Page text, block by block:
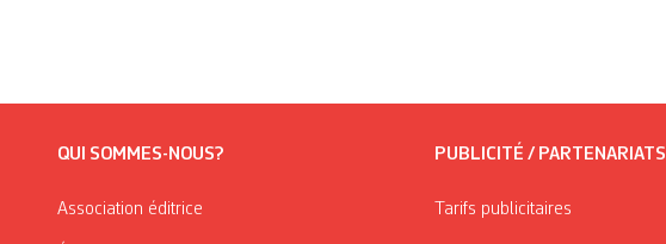
QUI SOMMES-NOUS?
Association éditrice
PUBLICITÉ / PARTENARIATS
Tarifs publicitaires